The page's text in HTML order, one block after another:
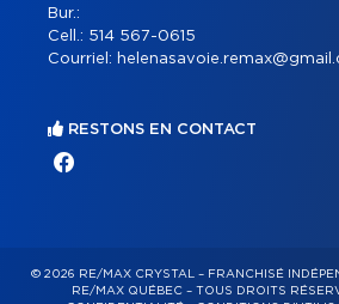
Bur.:
Cell.: 514 567-0615
Courriel:
RESTONS EN CONTACT
© 2026 RE/MAX CRYSTAL – FRANCHISÉ
RE/MAX QUÉBEC – TOUS DROITS